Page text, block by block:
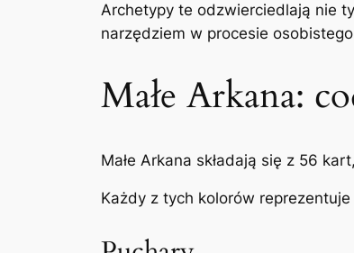
Archetypy te odzwierciedlają nie
narzędziem w procesie
Małe Arkana:
Małe Arkana składają się z 56
Każdy z tych kolorów